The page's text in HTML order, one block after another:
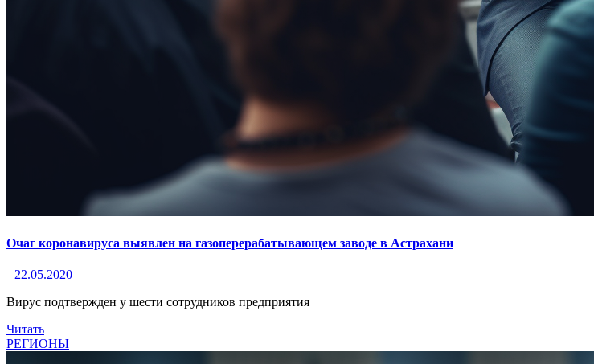
Очаг коронавируса выявлен на газоперерабатывающем заводе в Астрахани
22.05.2020
Вирус подтвержден у шести сотрудников предприятия
Читать
РЕГИОНЫ